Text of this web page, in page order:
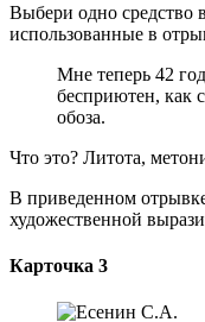
Выбери одно средство
использованные в
Мне теперь 42
бесприютен, как
обоза.
Что это? Литота,
В приведенном
художественной
Карточка 3